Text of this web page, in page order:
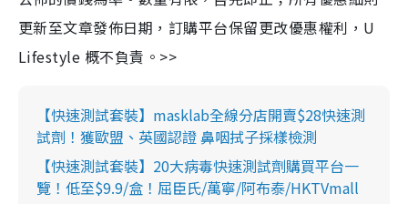
更新至文章發佈日期，訂購平台保留更改優惠權利，U
Lifestyle 概不負責。>>
【快速測試套裝】masklab全線分店開賣$28快速測
試劑！獲歐盟、英國認證 鼻咽拭子採樣檢測
【快速測試套裝】20大病毒快速測試劑購買平台一
覽！低至$9.9/盒！屈臣氏/萬寧/阿布泰/HKTVmall